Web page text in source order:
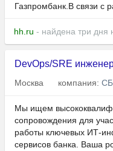
Газпромбанк.В связи с
hh.ru - найдена три дня
DevOps/SRE
Москва компания:
Мы ищем
сопровождения для
работы ключевых ИТ-
сервисов банка. Ваша